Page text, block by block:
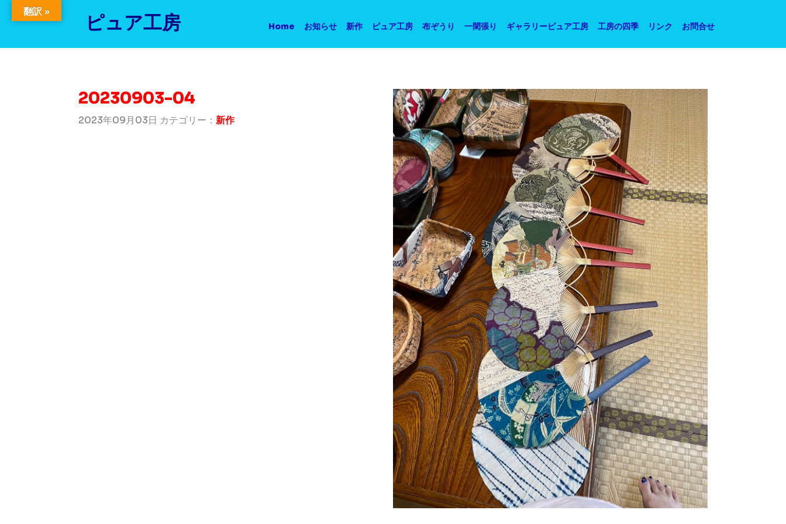
ピュア工房 Home お知らせ 新作 ピュア工房 布ぞうり 一閑張り ギャラリーピュア工房 工房の四季 リンク お問合せ
20230903-04
2023年09月03日 カテゴリー：新作
翻訳 »